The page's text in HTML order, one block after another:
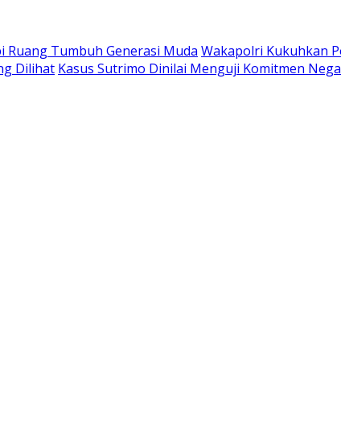
Ruang Tumbuh Generasi Muda Wakapolri Kukuhkan
Dilihat Kasus Sutrimo Dinilai Menguji Komitmen